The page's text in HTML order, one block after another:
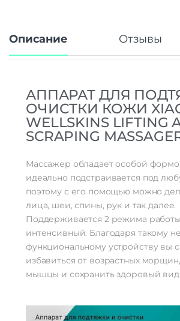
Описание Отзывы
АППАРАТ ДЛЯ
ОЧИСТКИ КОЖИ
WELLSKINS LIFTING
SCRAPING
Массажер обладает особой
идеально подстраивается под
поэтому с его помощью можно
лица, шеи, спины, рук и так далее.
Поддерживается 2 режима
интенсивный. Благодаря такому
функциональному устройству вы
избавиться от возрастных
мышцы и сохранить здоровый